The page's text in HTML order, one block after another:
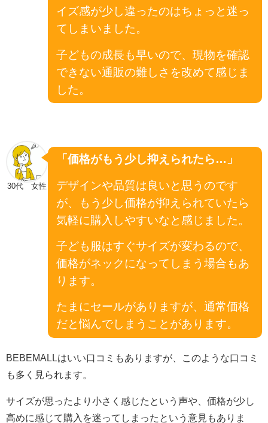
イズ感が少し違ったのはちょっと迷っ
てしまいました。
子どもの成長も早いので、現物を確認
できない通販の難しさを改めて感じま
した。
30代 女性
「価格がもう少し抑えられたら…」
デザインや品質は良いと思うのです
が、もう少し価格が抑えられていたら
気軽に購入しやすいなと感じました。
子ども服はすぐサイズが変わるので、
価格がネックになってしまう場合もあ
ります。
たまにセールがありますが、通常価格
だと悩んでしまうことがあります。
BEBEMALLはいい口コミもありますが、このような口コミ
も多く見られます。
サイズが思ったより小さく感じたという声や、価格が少し
高めに感じて購入を迷ってしまったという意見もありま